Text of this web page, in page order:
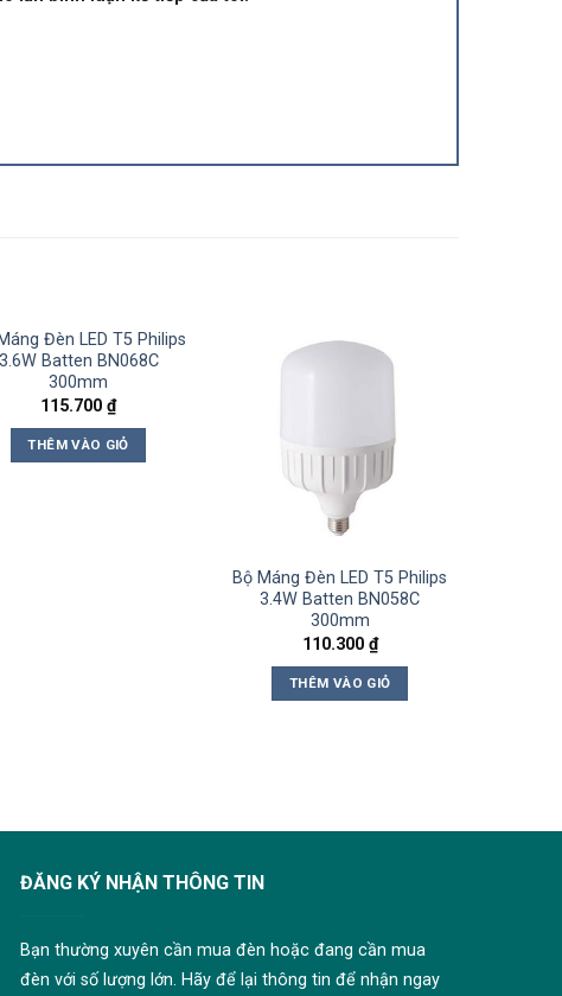
Đèn LED T5 Philips
3.6W Batten BN068C
300mm
115.700₫
THÊM VÀO GIỎ
Bộ Máng Đèn LED T5 Philips
3.4W Batten BN058C
300mm
110.300 ₫
THÊM VÀO GIỎ
ĐĂNG KÝ NHẬN THÔNG TIN
Bạn thường xuyên cần mua đèn hoặc đang cần mua
đèn với số lượng lớn. Hãy để lại thông tin để nhận ngay